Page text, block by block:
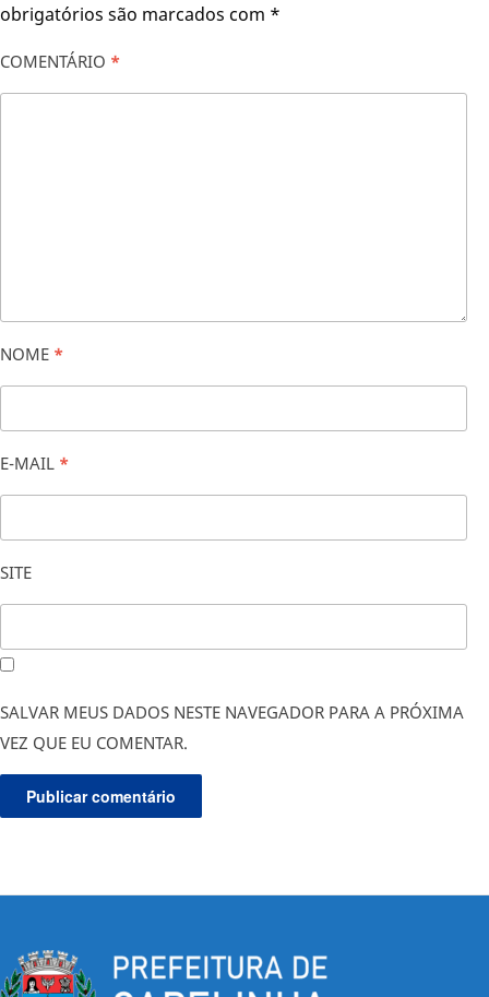
obrigatórios são marcados com *
COMENTÁRIO *
NOME *
E-MAIL *
SITE
SALVAR MEUS DADOS NESTE NAVEGADOR PARA A PRÓXIMA
VEZ QUE EU COMENTAR.